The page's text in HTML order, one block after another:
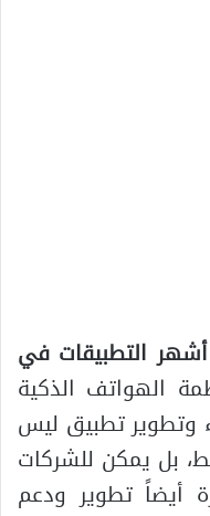
أشهر التطبيقات في
الهواتف الذكية
وتطوير تطبيق ليس
بل يمكن للشركات
أيضاً تطوير ودعم